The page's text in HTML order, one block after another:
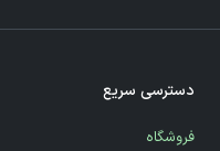
دسترسی سریع
فروشگاه